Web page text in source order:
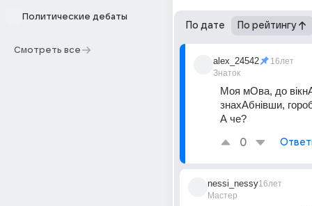
Политические дебаты
Смотреть все
По дате По рейтингу
alex_24542
Знаток
16лет
Моя мОва, до
знахАбнівши,
А че?
0
nessi_nessy
Мастер
16лет